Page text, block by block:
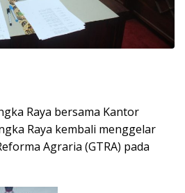
Raya bersama Kantor
Raya kembali menggelar
Agraria (GTRA) pada